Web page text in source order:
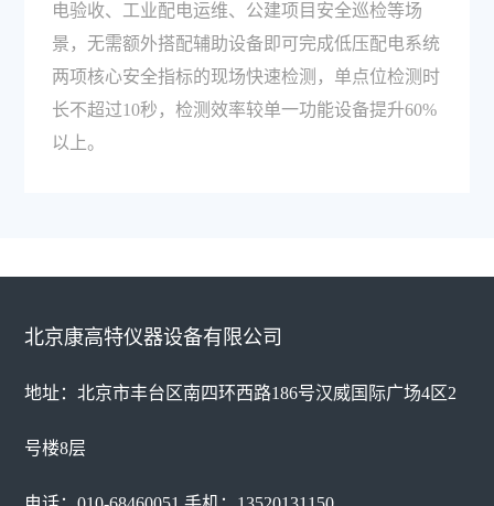
电验收、工业配电运维、公建项目安全巡检等场
景，无需额外搭配辅助设备即可完成低压配电系统
两项核心安全指标的现场快速检测，单点位检测时
长不超过10秒，检测效率较单一功能设备提升60%
以上。
北京康高特仪器设备有限公司
地址：北京市丰台区南四环西路186号汉威国际广场4区2
号楼8层